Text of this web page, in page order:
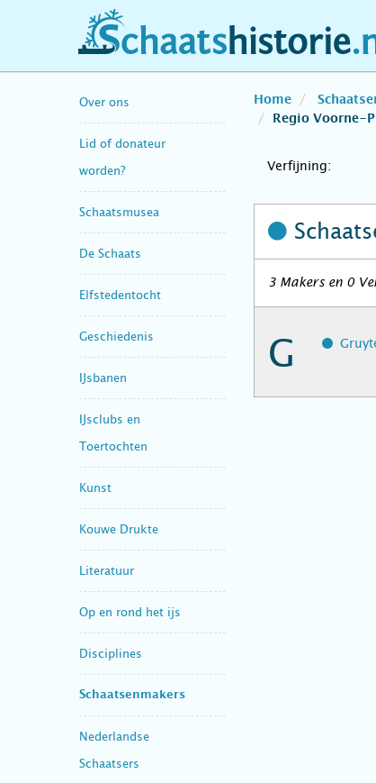
schaatshistorie.nl
Over ons
Lid of donateur
worden?
Schaatsmusea
De Schaats
Elfstedentocht
Geschiedenis
IJsbanen
IJsclubs en
Toertochten
Kunst
Kouwe Drukte
Literatuur
Op en rond het ijs
Disciplines
Schaatsenmakers
Nederlandse
Schaatsers
Home
Regio Voorne-
Verfijning:
3 Makers en 0
G